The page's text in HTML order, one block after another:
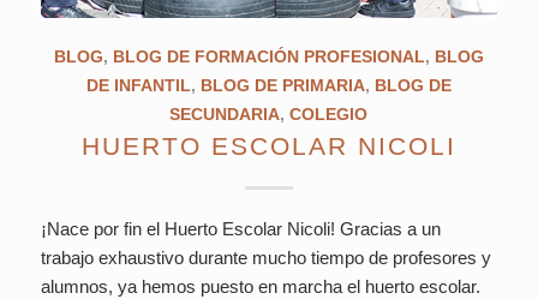
BLOG, BLOG DE FORMACIÓN PROFESIONAL, BLOG
DE INFANTIL, BLOG DE PRIMARIA, BLOG DE
SECUNDARIA,COLEGIO
HUERTO ESCOLAR NICOLI
¡Nace por fin el Huerto Escolar Nicoli! Gracias a un
trabajo exhaustivo durante mucho tiempo de profesores y
alumnos, ya hemos puesto en marcha el huerto escolar.